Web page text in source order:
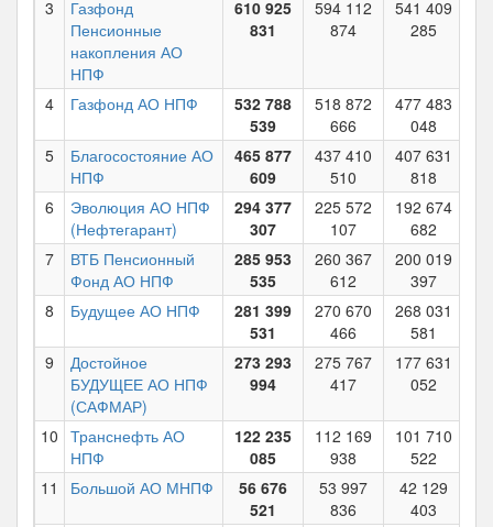
3
Газфонд
Пенсионные
накопления АО
НПФ
610 925
831
594 112
874
541 409
285
4 Газфонд АО НПФ
532 788
539
518 872
666
477 483
048
5
Благосостояние АО
НПФ
465 877
609
437 410
510
407 631
818
6
Эволюция АО НПФ
(Нефтегарант)
294 377
307
225 572
107
192 674
682
7
ВТБ Пенсионный
Фонд АО НПФ
285 953
535
260 367
612
200 019
397
8
Будущее АО НПФ
281 399
531
270 670
466
268 031
581
9
Достойное
БУДУЩЕЕ АО НПФ
(САФМАР)
273 293
994
275 767
417
177 631
052
10 Транснефть АО
НПФ
122 235
085
112 169
938
101 710
522
11
Большой АО МНПФ
56 676
521
53 997
836
42 129
403